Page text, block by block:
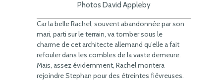
Photos David Appleby
Car la belle Rachel, souvent abandonnée par son
mari, parti sur le terrain, va tomber sous le
charme de cet architecte allemand qu’elle a fait
refouler dans les combles de la vaste demeure.
Mais, assez évidemment, Rachel montera
rejoindre Stephan pour des étreintes fiévreuses.